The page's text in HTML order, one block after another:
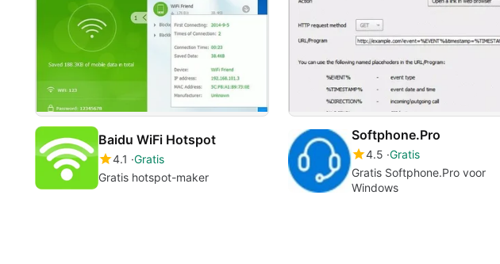
Baidu WiFi Hotspot
4.1 Gratis
Gratis hotspot-maker
Softphone.Pro
4.5 Gratis
Gratis Softphone.Pro voor
Windows